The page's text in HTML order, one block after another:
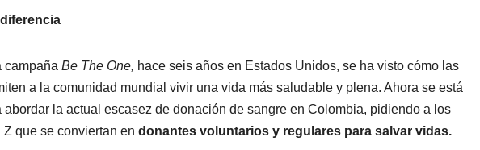
campaña Be The One, hace seis años en Estados Unidos, se ha visto cómo las
a la comunidad mundial vivir una vida más saludable y plena. Ahora se está
la actual escasez de donación de sangre en Colombia, pidiendo a los
que se conviertan en donantes voluntarios y regulares para salvar vidas.